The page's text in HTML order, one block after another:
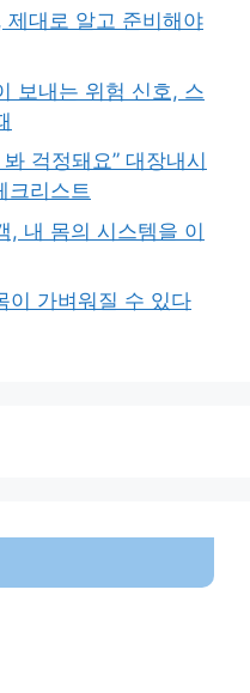
제대로 알고 준비해야
보내는 위험 신호, 스
걱정돼요” 대장내시
크리스트
, 내 몸의 시스템을 이
이 가벼워질 수 있다